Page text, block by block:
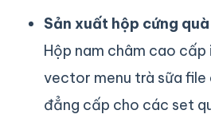
Sản xuất hộp cứng
Hộp nam châm cao
vector menu trà sữa
đẳng cấp cho các set